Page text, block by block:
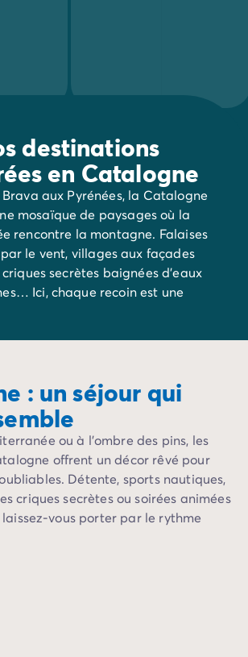
destinations
en Catalogne
aux Pyrénées, la Catalogne
mosaïque de paysages où la
rencontre la montagne. Falaises
le vent, villages aux façades
secrètes baignées d’eaux
Ici, chaque recoin est une
: un séjour qui
ou à l’ombre des pins, les
offrent un décor rêvé pour
Détente, sports nautiques,
criques secrètes ou soirées animées
laissez-vous porter par le rythme